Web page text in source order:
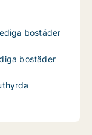
bostäder
bostäder